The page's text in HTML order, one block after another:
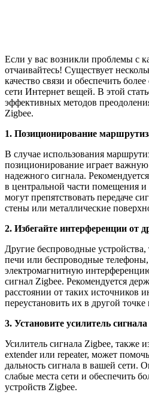
Если у вас возникли проблемы с
отчаивайтесь! Существует
качество связи и обеспечить
сети Интернет вещей. В этой
эффективных методов
Zigbee.
1. Позиционирование
В случае использования
позиционирование играет
надежного сигнала.
в центральной части помещения и
могут препятствовать передаче
стены или металлические
2. Избегайте интерференции от
Другие беспроводные
печи или беспроводные телефоны,
электромагнитную
сигнал Zigbee. Рекомендуется
расстоянии от таких источников
переустановить их в другой
3. Установите усилитель
Усилитель сигнала Zigbee, также
extender или repeater, может
дальность сигнала в вашей сети.
слабые места сети и обеспечить
устройств Zigbee.